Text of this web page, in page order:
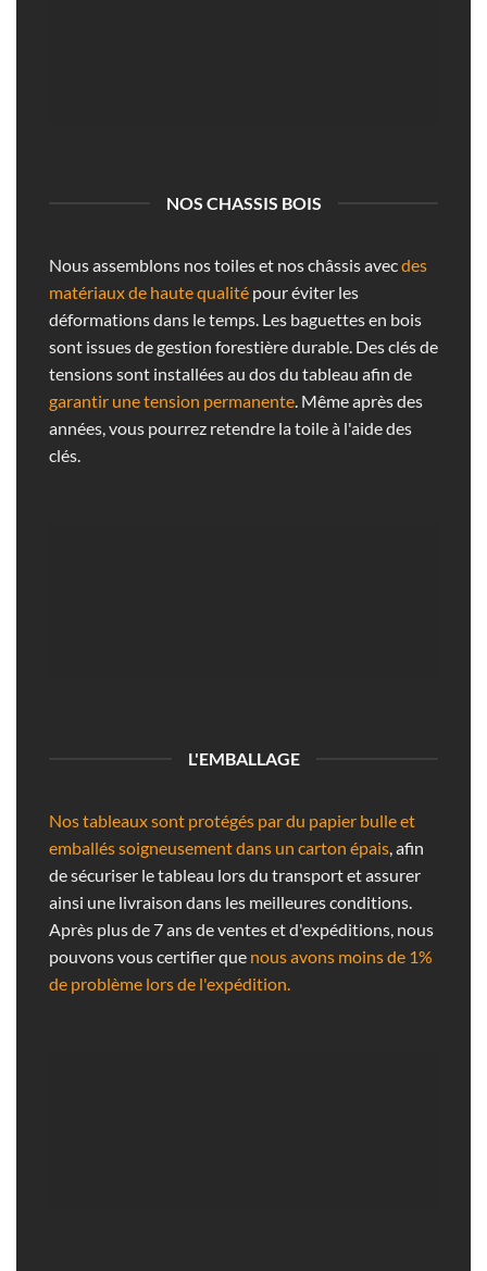
NOS CHASSIS BOIS
Nous assemblons nos toiles et nos châssis avecdes
matériaux de haute qualité pour éviter les
déformations dans le temps. Les baguettes en bois
sont issues de gestion forestière durable. Des clés de
tensions sont installées au dos du tableau afin de
garantir une tension permanente. Même après des
années, vous pourrez retendre la toile à l'aide des
clés.
L'EMBALLAGE
Nos tableaux sont protégés par du papier bulle et
emballés soigneusement dans un carton épais, afin
de sécuriser le tableau lors du transport et assurer
ainsi une livraison dans les meilleures conditions.
Après plus de 7 ans de ventes et d'expéditions, nous
pouvons vous certifier que nous avons moins de 1%
de problème lors de l'expédition.